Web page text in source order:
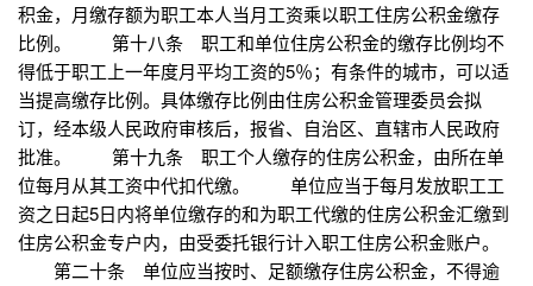
积金，月缴存额为职工本人当月工资乘以职工住房公积金缴存
比例。 第十八条 职工和单位住房公积金的缴存比例均不
得低于职工上一年度月平均工资的5％；有条件的城市，可以适
当提高缴存比例。具体缴存比例由住房公积金管理委员会拟
订，经本级人民政府审核后，报省、自治区、直辖市人民政府
批准。 第十九条 职工个人缴存的住房公积金，由所在单
位每月从其工资中代扣代缴。 单位应当于每月发放职工工
资之日起5日内将单位缴存的和为职工代缴的住房公积金汇缴到
住房公积金专户内，由受委托银行计入职工住房公积金账户。
第二十条 单位应当按时、足额缴存住房公积金，不得逾